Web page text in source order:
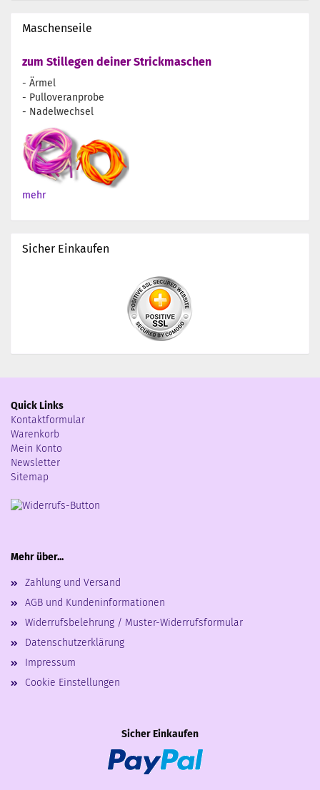
Maschenseile
zum Stillegen deiner Strickmaschen
- Ärmel
- Pulloveranprobe
- Nadelwechsel
mehr
Sicher Einkaufen
Quick Links
Kontaktformular
Warenkorb
Mein Konto
Newsletter
Sitemap
Mehr über...
Zahlung und Versand
AGB und Kundeninformationen
Widerrufsbelehrung / Muster-Widerrufsformular
Datenschutzerklärung
Impressum
Cookie Einstellungen
Sicher Einkaufen